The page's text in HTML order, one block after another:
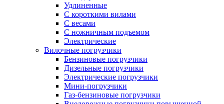
Удлиненные
С короткими вилами
С весами
С ножничным подъемом
Электрические
Вилочные погрузчики
Бензиновые погрузчики
Дизельные погрузчики
Электрические погрузчики
Мини-погрузчики
Газ-бензиновые погрузчики